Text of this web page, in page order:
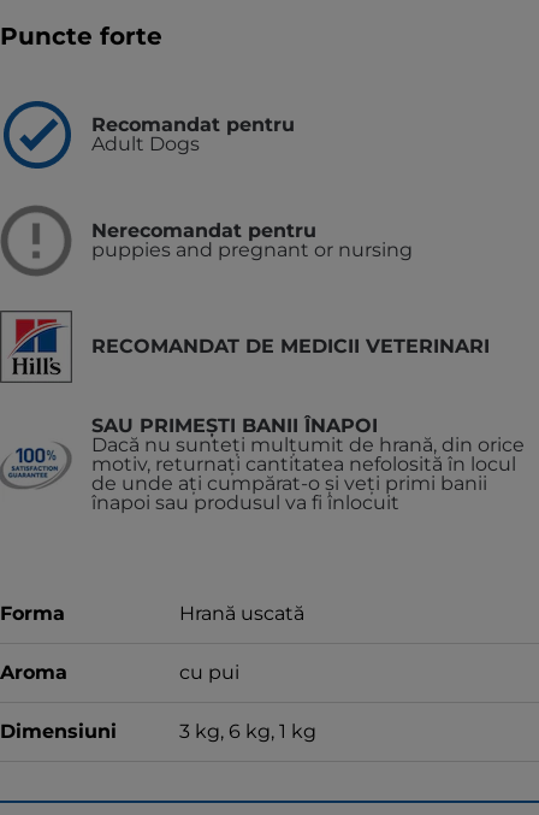
Puncte forte
Recomandat pentru
Adult Dogs
Nerecomandat pentru
puppies and pregnant or nursing
RECOMANDAT DE MEDICII VETERINARI
SAU PRIMEȘTI BANII ÎNAPOI
Dacă nu sunteți mulțumit de hrană, din orice
motiv, returnați cantitatea nefolosită în locul
de unde ați cumpărat-o și veți primi banii
înapoi sau produsul va fi înlocuit
Forma Hrană uscată
Aroma cu pui
Dimensiuni 3 kg, 6 kg, 1 kg